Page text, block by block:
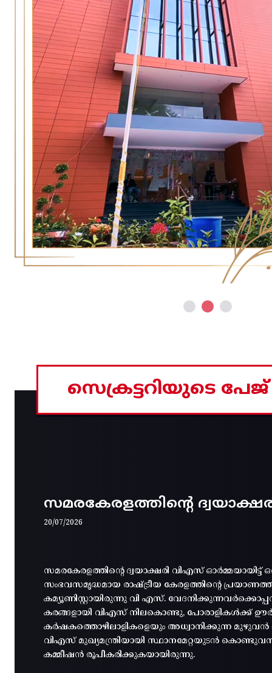
സെക്രട്ടറിയുടെ പേജ്
സമരകേരളത്തിൻ്റെ
20/07/2026
സമരകേരളത്തിൻ്റെ ദ്വയാക്ഷരി വിഎസ്
സംഭവസമൃദ്ധമായ രാഷ്ട്രീയ കേരളത്തിന്റെ
കമ്യൂണിസ്റ്റായിരുന്നു വി എസ്.
കരങ്ങളായി വിഎസ് നിലകൊണ്ടു, പോരാളികൾക്ക്
കർഷകത്തൊഴിലാളികളെയും അധ്വാനിക്കുന്ന മുഴുവൻ
വിഎസ് മുഖ്യമന്ത്രിയായി സ്ഥാനമേറ്റയുടൻ
കമ്മീഷൻ രൂപീകരിക്കുകയായിരുന്നു.